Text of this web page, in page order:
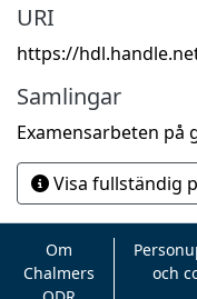
URI
https://
Samlingar
Examensarbeten på
Visa fullständig
Om
Chalmers
och